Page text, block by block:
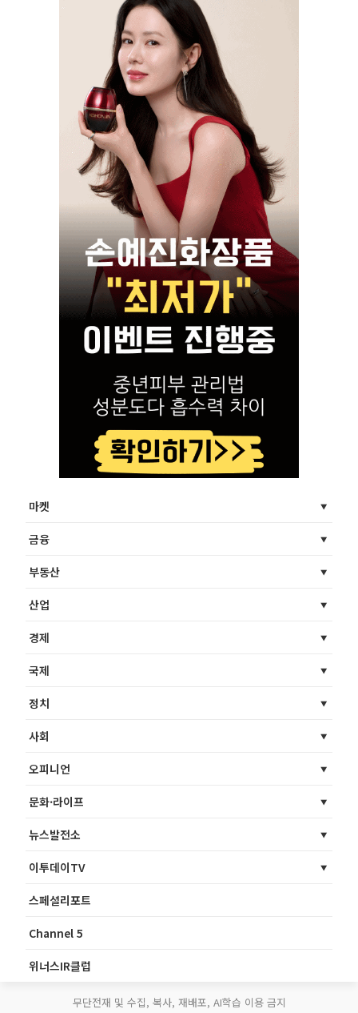
마켓
금융
부동산
산업
경제
국제
정치
사회
오피니언
문화·라이프
뉴스발전소
이투데이TV
스페셜리포트
Channel 5
위너스IR클럽
무단전재 및 수집, 복사, 재배포, AI학습 이용 금지